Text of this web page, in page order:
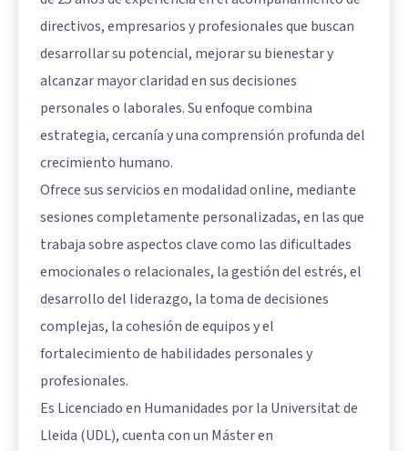
directivos, empresarios y profesionales que buscan
desarrollar su potencial, mejorar su bienestar y
alcanzar mayor claridad en sus decisiones
personales o laborales. Su enfoque combina
estrategia, cercanía y una comprensión profunda del
crecimiento humano.
Ofrece sus servicios en modalidad online, mediante
sesiones completamente personalizadas, en las que
trabaja sobre aspectos clave como las dificultades
emocionales o relacionales, la gestión del estrés, el
desarrollo del liderazgo, la toma de decisiones
complejas, la cohesión de equipos y el
fortalecimiento de habilidades personales y
profesionales.
Es Licenciado en Humanidades por la Universitat de
Lleida (UDL), cuenta con un Máster en